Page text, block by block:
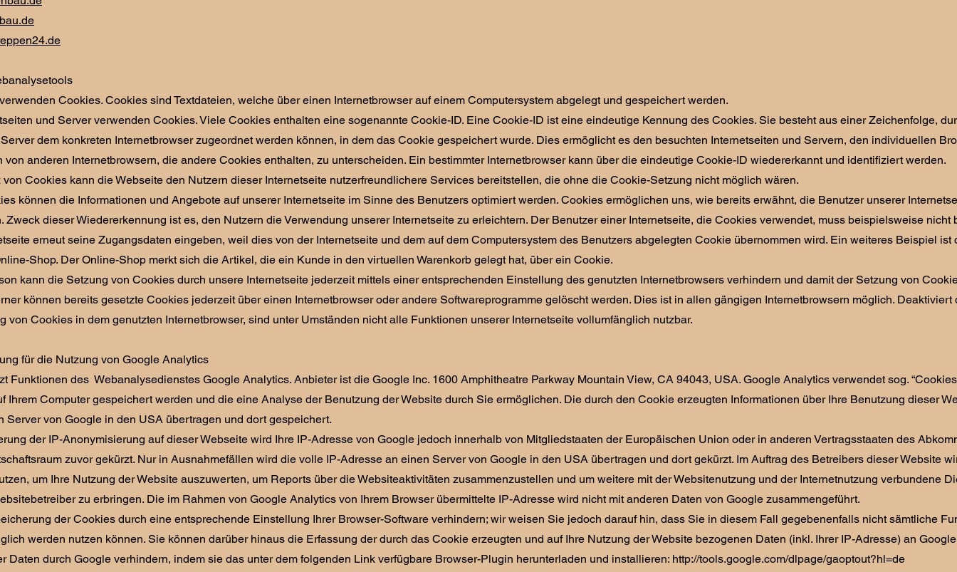
Cookies. Cookies sind Textdateien, welche über einen Internetbrowser auf einem Computersystem abgelegt und gespeichert werden.
und Server verwenden Cookies. Viele Cookies enthalten eine sogenannte Cookie-ID. Eine Cookie-ID ist eine eindeutige Kennung des Cookies. Sie besteht aus einer Zeichenfolge,
dem konkreten Internetbrowser zugeordnet werden können, in dem das Cookie gespeichert wurde. Dies ermöglicht es den besuchten Internetseiten und Servern, den individuellen
von anderen Internetbrowsern, die andere Cookies enthalten, zu unterscheiden. Ein bestimmter Internetbrowser kann über die eindeutige Cookie-ID wiedererkannt und identifiziert werden.
Cookies kann die Webseite den Nutzern dieser Internetseite nutzerfreundlichere Services bereitstellen, die ohne die Cookie-Setzung nicht möglich wären.
können die Informationen und Angebote auf unserer Internetseite im Sinne des Benutzers optimiert werden. Cookies ermöglichen uns, wie bereits erwähnt, die Benutzer unserer
Zweck dieser Wiedererkennung ist es, den Nutzern die Verwendung unserer Internetseite zu erleichtern. Der Benutzer einer Internetseite, die Cookies verwendet, muss beispielsweise nicht
erneut seine Zugangsdaten eingeben, weil dies von der Internetseite und dem auf dem Computersystem des Benutzers abgelegten Cookie übernommen wird. Ein weiteres Beispiel ist
Shop. Der Online-Shop merkt sich die Artikel, die ein Kunde in den virtuellen Warenkorb gelegt hat, über ein Cookie.
kann die Setzung von Cookies durch unsere Internetseite jederzeit mittels einer entsprechenden Einstellung des genutzten Internetbrowsers verhindern und damit der Setzung von
können bereits gesetzte Cookies jederzeit über einen Internetbrowser oder andere Softwareprogramme gelöscht werden. Dies ist in allen gängigen Internetbrowsern möglich. Deaktiviert
von Cookies in dem genutzten Internetbrowser, sind unter Umständen nicht alle Funktionen unserer Internetseite vollumfänglich nutzbar.
für die Nutzung von Google Analytics
Funktionen des Webanalysedienstes Google Analytics. Anbieter ist die Google Inc. 1600 Amphitheatre Parkway Mountain View, CA 94043, USA. Google Analytics verwendet sog.
Ihrem Computer gespeichert werden und die eine Analyse der Benutzung der Website durch Sie ermöglichen. Die durch den Cookie erzeugten Informationen über Ihre Benutzung dieser
Server von Google in den USA übertragen und dort gespeichert.
der IP-Anonymisierung auf dieser Webseite wird Ihre IP-Adresse von Google jedoch innerhalb von Mitgliedstaaten der Europäischen Union oder in anderen Vertragsstaaten des
zuvor gekürzt. Nur in Ausnahmefällen wird die volle IP-Adresse an einen Server von Google in den USA übertragen und dort gekürzt. Im Auftrag des Betreibers dieser Website
um Ihre Nutzung der Website auszuwerten, um Reports über die Websiteaktivitäten zusammenzustellen und um weitere mit der Websitenutzung und der Internetnutzung verbundene
zu erbringen. Die im Rahmen von Google Analytics von Ihrem Browser übermittelte IP-Adresse wird nicht mit anderen Daten von Google zusammengeführt.
der Cookies durch eine entsprechende Einstellung Ihrer Browser-Software verhindern; wir weisen Sie jedoch darauf hin, dass Sie in diesem Fall gegebenenfalls nicht sämtliche
werden nutzen können. Sie können darüber hinaus die Erfassung der durch das Cookie erzeugten und auf Ihre Nutzung der Website bezogenen Daten (inkl. Ihrer IP-Adresse) an
Daten durch Google verhindern, indem sie das unter dem folgenden Link verfügbare Browser-Plugin herunterladen und installieren: http://tools.google.com/dlpage/gaoptout?hl=de